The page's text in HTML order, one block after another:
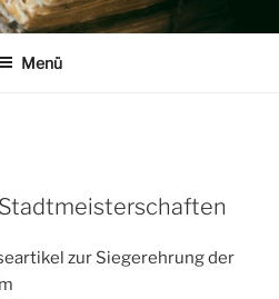
Menü
zur Siegerehrung der